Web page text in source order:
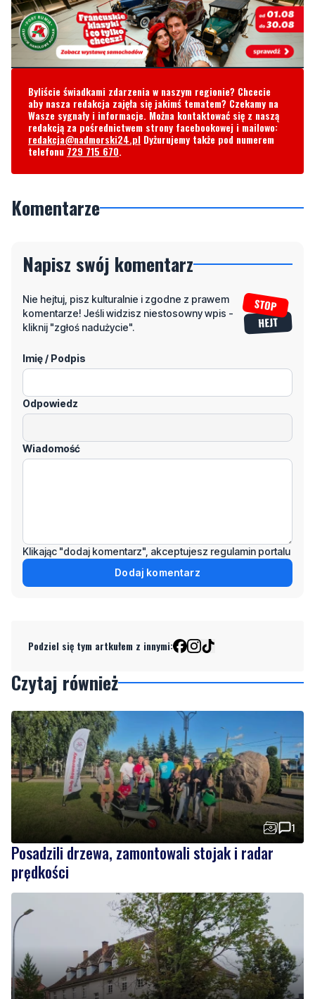
Byliście świadkami zdarzenia w naszym regionie? Chcecie
aby nasza redakcja zajęła się jakimś tematem? Czekamy na
Wasze sygnały i informacje. Można kontaktować się z naszą
redakcją za pośrednictwem strony facebookowej i mailowo:
redakcja@nadmorski24.pl Dyżurujemy także pod numerem
telefonu 729 715 670.
Komentarze
Napisz swój komentarz
Nie hejtuj, pisz kulturalnie i zgodne z prawem
komentarze! Jeśli widzisz niestosowny wpis -
kliknij "zgłoś nadużycie".
Imię / Podpis
Odpowiedz
Wiadomość
Klikając "dodaj komentarz", akceptujesz regulamin portalu
Dodaj komentarz
Podziel się tym artkułem z innymi:
Czytaj również
1
Posadzili drzewa, zamontowali stojak i radar
prędkości